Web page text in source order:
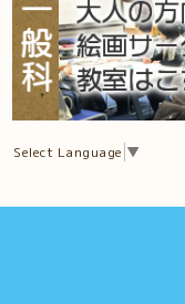
Select Language ▼